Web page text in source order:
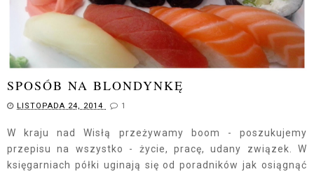
SPOSÓB NA BLONDYNKĘ
LISTOPADA 24, 2014 1
W kraju nad Wisłą przeżywamy boom - poszukujemy
przepisu na wszystko - życie, pracę, udany związek. W
księgarniach półki uginają się od poradników jak osiągnąć